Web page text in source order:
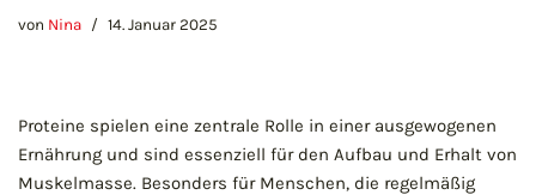
von Nina 14. Januar 2025
Proteine spielen eine zentrale Rolle in einer ausgewogenen
Ernährung und sind essenziell für den Aufbau und Erhalt von
Muskelmasse. Besonders für Menschen, die regelmäßig